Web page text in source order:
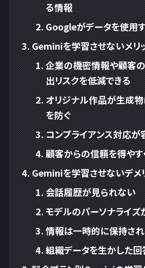
る情報
Googleがデータを使用
Geminiを学習させないメリ
企業の機密情報や顧客
出リスクを低減できる
オリジナル作品が生成
を防ぐ
コンプライアンス対応が
顧客からの信頼を得やす
Geminiを学習させないデメ
会話履歴が見られない
モデルのパーソナライズ
情報は一時的に保持さ
組織データを生かした回